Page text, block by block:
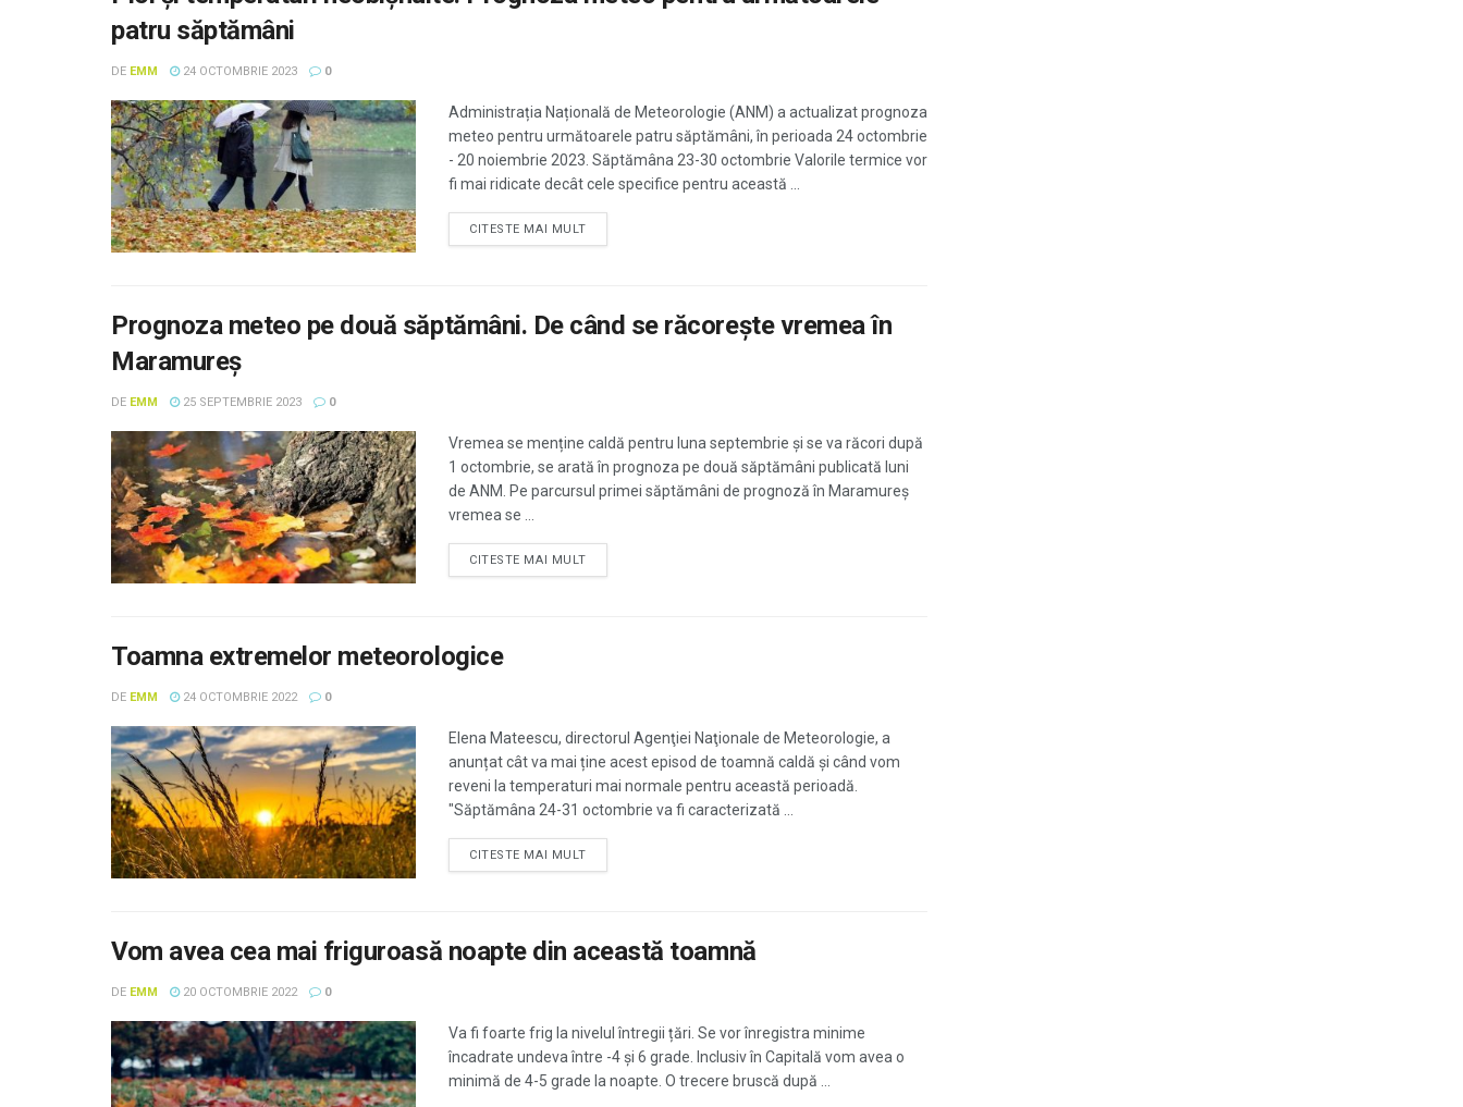
patru săptămâni
DE EMM 24 OCTOMBRIE 2023 0
Administrația Națională de Meteorologie (ANM) a actualizat prognoza
meteo pentru următoarele patru săptămâni, în perioada 24 octombrie
- 20 noiembrie 2023. Săptămâna 23-30 octombrie Valorile termice vor
fi mai ridicate decât cele specifice pentru această ...
CITESTE MAI MULT
Prognoza meteo pe două săptămâni. De când se răcoreşte vremea în
Maramureş
DE EMM 25 SEPTEMBRIE 2023 0
Vremea se menține caldă pentru luna septembrie și se va răcori după
1 octombrie, se arată în prognoza pe două săptămâni publicată luni
de ANM. Pe parcursul primei săptămâni de prognoză în Maramureş
vremea se ...
CITESTE MAI MULT
Toamna extremelor meteorologice
DE EMM 24 OCTOMBRIE 2022 0
Elena Mateescu, directorul Agenţiei Naţionale de Meteorologie, a
anunțat cât va mai ține acest episod de toamnă caldă și când vom
reveni la temperaturi mai normale pentru această perioadă.
"Săptămâna 24-31 octombrie va fi caracterizată ...
CITESTE MAI MULT
Vom avea cea mai friguroasă noapte din această toamnă
DE EMM 20 OCTOMBRIE 2022 0
Va fi foarte frig la nivelul întregii țări. Se vor înregistra minime
încadrate undeva între -4 și 6 grade. Inclusiv în Capitală vom avea o
minimă de 4-5 grade la noapte. O trecere bruscă după ...